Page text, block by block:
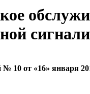
10 от «16» января